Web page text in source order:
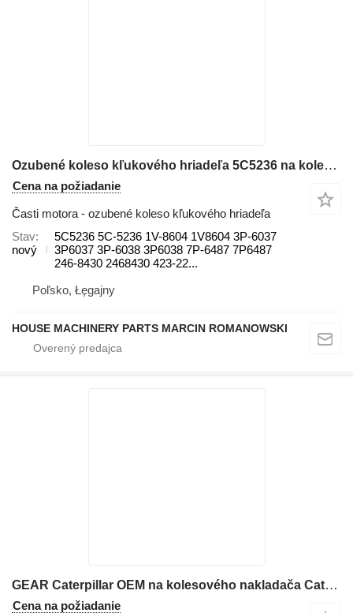
Ozubené koleso kľukového hriadeľa 5C5236 na kolesového nakladača Caterpillar 963, 963B 953D, 963D WA380, WA400, WA430 GD535, WA380-6, WA380-7
Cena na požiadanie
Časti motora - ozubené koleso kľukového hriadeľa
Stav
nový
5C5236 5C-5236 1V-8604 1V8604 3P-6037
3P6037 3P-6038 3P6038 7P-6487 7P6487
246-8430 2468430 423-22...
Poľsko, Łęgajny
HOUSE MACHINERY PARTS MARCIN ROMANOWSKI
GEAR Caterpillar OEM na kolesového nakladača Caterpillar 963 / 936 / 980
Cena na požiadanie